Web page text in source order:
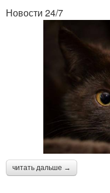
Новости 24/7
читать дальше →